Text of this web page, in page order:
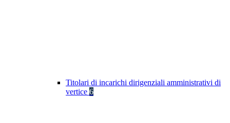
Titolari di incarichi dirigenziali amministrativi di
vertice 6